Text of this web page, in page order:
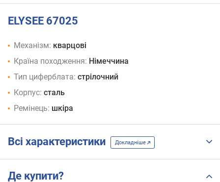
ELYSEE 67025
Механізм: кварцові
Країна походження: Німеччина
Тип циферблата: стрілочний
Корпус: сталь
Ремінець: шкіра
Всі характеристики Докладніше
Де купити?